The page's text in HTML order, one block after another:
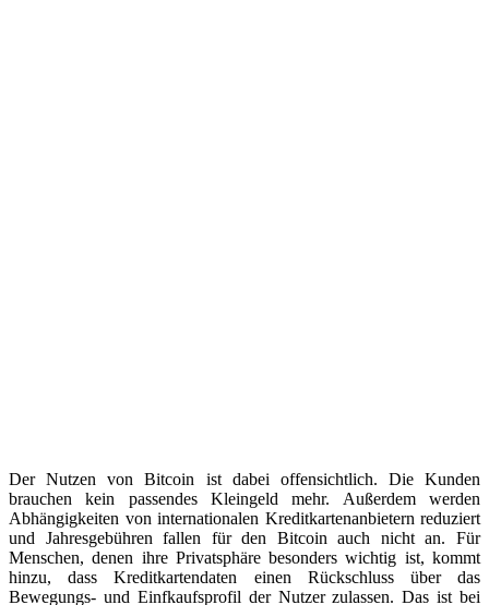
Der Nutzen von Bitcoin ist dabei offensichtlich. Die Kunden
brauchen kein passendes Kleingeld mehr. Außerdem werden
Abhängigkeiten von internationalen Kreditkartenanbietern reduziert
und Jahresgebühren fallen für den Bitcoin auch nicht an. Für
Menschen, denen ihre Privatsphäre besonders wichtig ist, kommt
hinzu, dass Kreditkartendaten einen Rückschluss über das
Bewegungs- und Einfkaufsprofil der Nutzer zulassen. Das ist bei